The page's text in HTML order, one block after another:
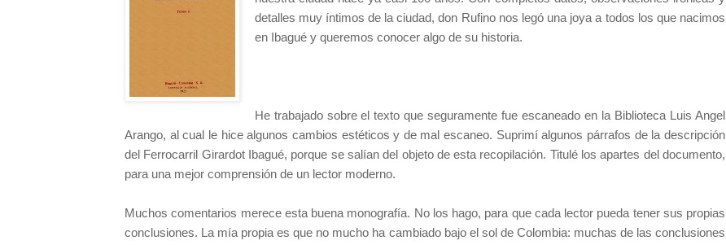
detalles muy íntimos de la ciudad, don Rufino nos legó una joya a todos los que nacimos
en Ibagué y queremos conocer algo de su historia.
He trabajado sobre el texto que seguramente fue escaneado en la Biblioteca Luis Angel
Arango, al cual le hice algunos cambios estéticos y de mal escaneo. Suprimí algunos párrafos de la descripción
del Ferrocarril Girardot Ibagué, porque se salían del objeto de esta recopilación. Titulé los apartes del documento,
para una mejor comprensión de un lector moderno.
Muchos comentarios merece esta buena monografía. No los hago, para que cada lector pueda tener sus propias
conclusiones. La mía propia es que no mucho ha cambiado bajo el sol de Colombia: muchas de las conclusiones